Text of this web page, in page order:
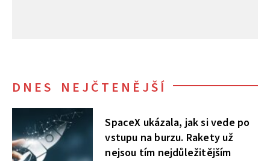
DNES NEJČTENĚJŠÍ
SpaceX ukázala, jak si vede po
vstupu na burzu. Rakety už
nejsou tím nejdůležitějším